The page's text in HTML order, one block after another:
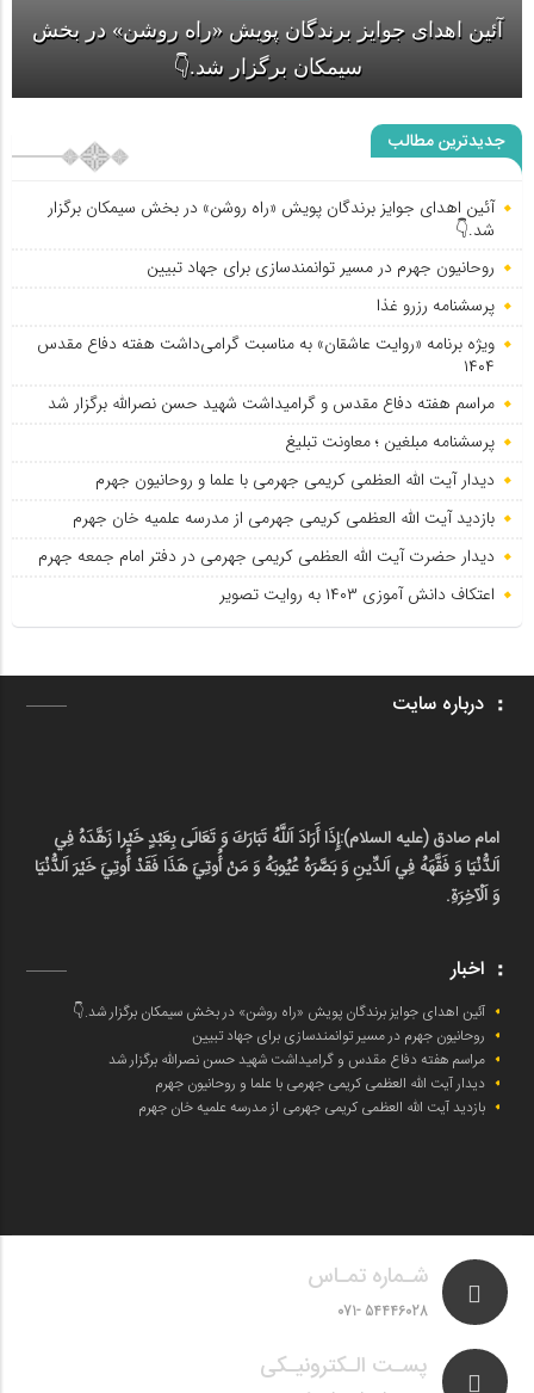
آئین اهدای جوایز برندگان پویش «راه روشن» در بخش
روحانیون جهرم در مسیر توانمندسازی برای جهاد تبیین
جدیدترین مطالب
آئین اهدای جوایز برندگان پویش «راه روشن» در بخش سیمکان برگزار
شد.👇
روحانیون جهرم در مسیر توانمندسازی برای جهاد تبیین
پرسشنامه رزرو غذا
ویژه برنامه «روایت عاشقان» به مناسبت گرامی‌داشت هفته دفاع مقدس
۱۴۰۴
مراسم هفته دفاع مقدس و گرامیداشت شهید حسن نصرالله برگزار شد
پرسشنامه مبلغین ؛ معاونت تبلیغ
دیدار آیت الله العظمی کریمی جهرمی با علما و روحانیون جهرم
بازدید آیت الله العظمی کریمی جهرمی از مدرسه علمیه خان جهرم
دیدار حضرت آیت الله العظمی کریمی جهرمی در دفتر امام جمعه جهرم
اعتکاف دانش آموزی ۱۴۰۳ به روایت تصویر
درباره سایت
امام صادق (علیه السلام):إِذَا أَرَادَ اَللَّهُ تَبَارَكَ وَ تَعَالَى بِعَبْدٍ خَيْرا زَهَّدَهُ فِي
اَلدُّنْيَا وَ فَقَّهَهُ فِي اَلدِّينِ وَ بَصَّرَهُ عُيُوبَهُ وَ مَنْ أُوتِيَ هَذَا فَقَدْ أُوتِيَ خَيْرَ اَلدُّنْيَا
وَ اَلْآخِرَةِ.
اخبار
آئین اهدای جوایز برندگان پویش «راه روشن» در بخش سیمکان برگزار شد.👇
روحانیون جهرم در مسیر توانمندسازی برای جهاد تبیین
مراسم هفته دفاع مقدس و گرامیداشت شهید حسن نصرالله برگزار شد
دیدار آیت الله العظمی کریمی جهرمی با علما و روحانیون جهرم
بازدید آیت الله العظمی کریمی جهرمی از مدرسه علمیه خان جهرم
شـماره تمـاس
54446028 -071
پسـت الـکترونیـکی